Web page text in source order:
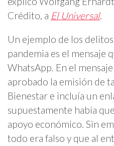
Crédito, a El Universal.
Un ejemplo de los
pandemia es el mensaje
WhatsApp. En el
aprobado la emisión de
Bienestar e incluía un
supuestamente había
apoyo económico. Sin
todo era falso y que al